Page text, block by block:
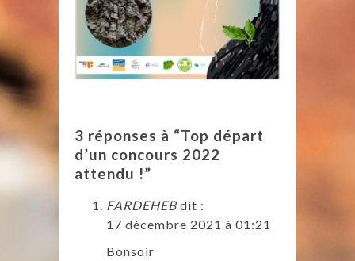
3 réponses à “Top départ
d’un concours 2022
attendu !”
FARDEHEB dit :
17 décembre 2021 à 01:21
Bonsoir